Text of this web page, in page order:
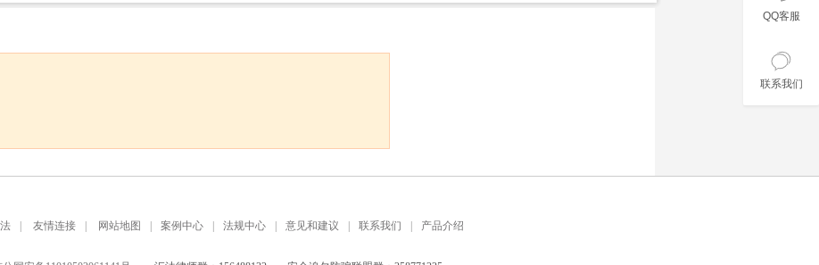
QQ客服
联系我们
友情连接 网站地图 案例中心 法规中心 意见和建议 联系我们 产品介绍